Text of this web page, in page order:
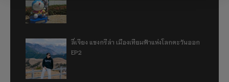
ลี่เจียง แชงกรีล่า เมืองเทียมฟ้าแห่งโลกตะวันออก
EP2